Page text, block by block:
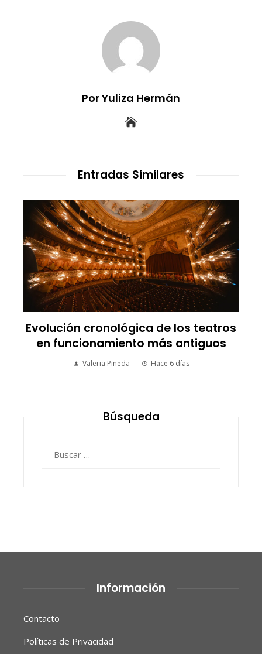
Por Yuliza Hermán
Entradas Similares
Evolución cronológica de los teatros
en funcionamiento más antiguos
Valeria Pineda Hace 6 días
Búsqueda
Información
Contacto
Políticas de Privacidad